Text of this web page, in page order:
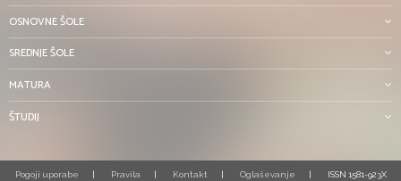
OSNOVNE ŠOLE
SREDNJE ŠOLE
MATURA
ŠTUDIJ
Pogoji uporabe Pravila Kontakt Oglaševanje ISSN 1581-923X